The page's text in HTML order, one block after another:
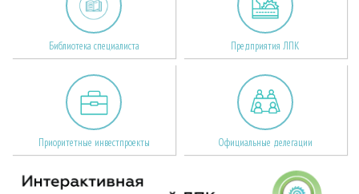
Библиотека специалиста Предприятия ЛПК
Приоритетные инвестпроекты Официальные делегации